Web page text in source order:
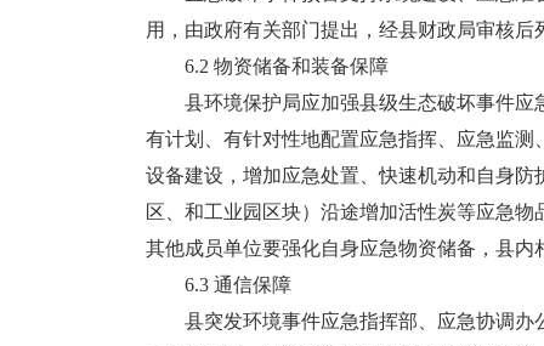
用，由政府有关部门提出，经县财政局审核后
6.2 物资储备和装备保障
县环境保护局应加强县级生态破坏事件应
有计划、有针对性地配置应急指挥、应急监
设备建设，增加应急处置、快速机动和自身
区、和工业园区块）沿途增加活性炭等应急
其他成员单位要强化自身应急物资储备，县
6.3 通信保障
县突发环境事件应急指挥部、应急协调办